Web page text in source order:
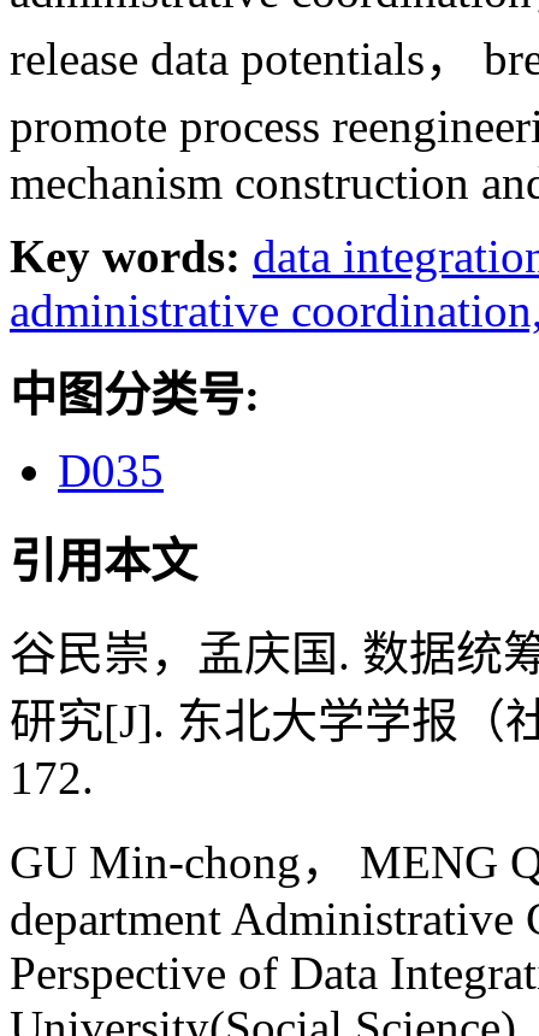
release data potentials，
promote process
mechanism construction
Key words: data
administrative
中图分类号:
D035
引用本文
谷民崇，孟庆国. 数据统
研究[J]. 东北大学学报（
172.
GU Min-chong， MENG
department Administrative
Perspective of Data